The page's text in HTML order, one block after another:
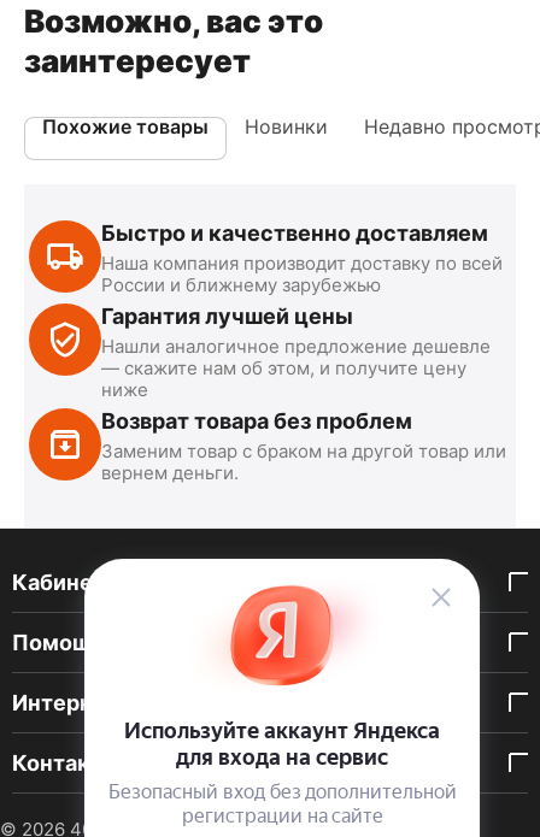
Возможно, вас это
заинтересует
Похожие товары Новинки Недавно
Быстро и качественно доставляем
Наша компания производит доставку по всей
России и ближнему зарубежью
Гарантия лучшей цены
Нашли аналогичное предложение дешевле
— скажите нам об этом, и получите цену
ниже
Возврат товара без проблем
Заменим товар с браком на другой товар или
вернем деньги.
Кабинет покупателя
Помощь покупателю
Интернет-магазин
Контакты
© 2026 40 DEN. Интернет-магазин